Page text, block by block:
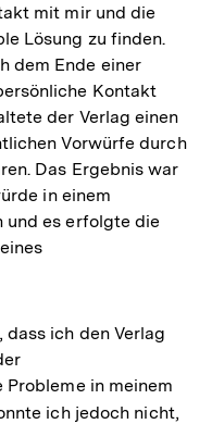
mit mir und die
Lösung zu finden.
dem Ende einer
Kontakt
der Verlag einen
Vorwürfe durch
Das Ergebnis war
in einem
und es erfolgte die
ich den Verlag
in meinem
ich jedoch nicht,